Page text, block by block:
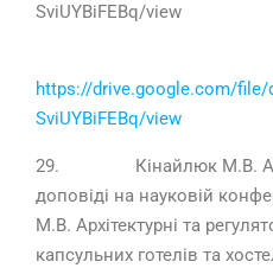
SviUYBiFEBq/view
https://drive.google.com/file/
SviUYBiFEBq/view
29. Кінайлюк М.В.
доповіді на науковій
М.В. Архітектурні та
капсульних готелів та